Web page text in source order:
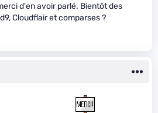
d'en avoir parlé. Bientôt des
Cloudflair et comparses ?